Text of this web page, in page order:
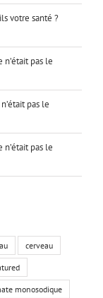
votre santé ?
pas le
pas le
pas le
cerveau
monosodique